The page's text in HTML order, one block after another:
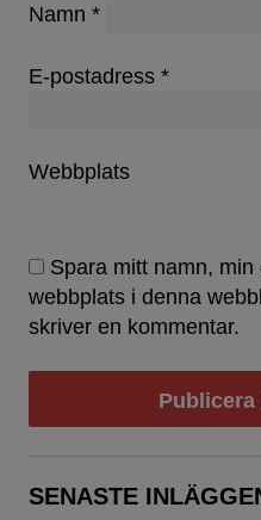
Namn *
E-postadress *
Webbplats
Spara mitt namn,
webbplats i denna
skriver en kommentar.
SENASTE